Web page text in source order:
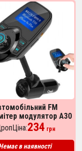
FM
модулятор A30
Фм трансмітер
прикурювача
234 грн
в наявності